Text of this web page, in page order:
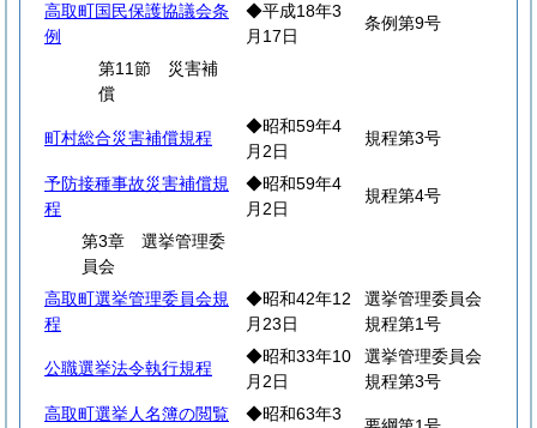
高取町国民保護協議会条
例
◆平成18年3
月17日
条例第9号
第11節 災害補
償
町村総合災害補償規程
◆昭和59年4
月2日
規程第3号
予防接種事故災害補償規
程
◆昭和59年4
月2日
規程第4号
第3章 選挙管理委
員会
高取町選挙管理委員会規
程
◆昭和42年12
月23日
選挙管理委員会
規程第1号
公職選挙法令執行規程
◆昭和33年10
月2日
選挙管理委員会
規程第3号
高取町選挙人名簿の閲覧
◆昭和63年3